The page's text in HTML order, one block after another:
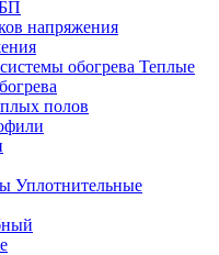
напряжения
Теплые
полов
Уплотнительные